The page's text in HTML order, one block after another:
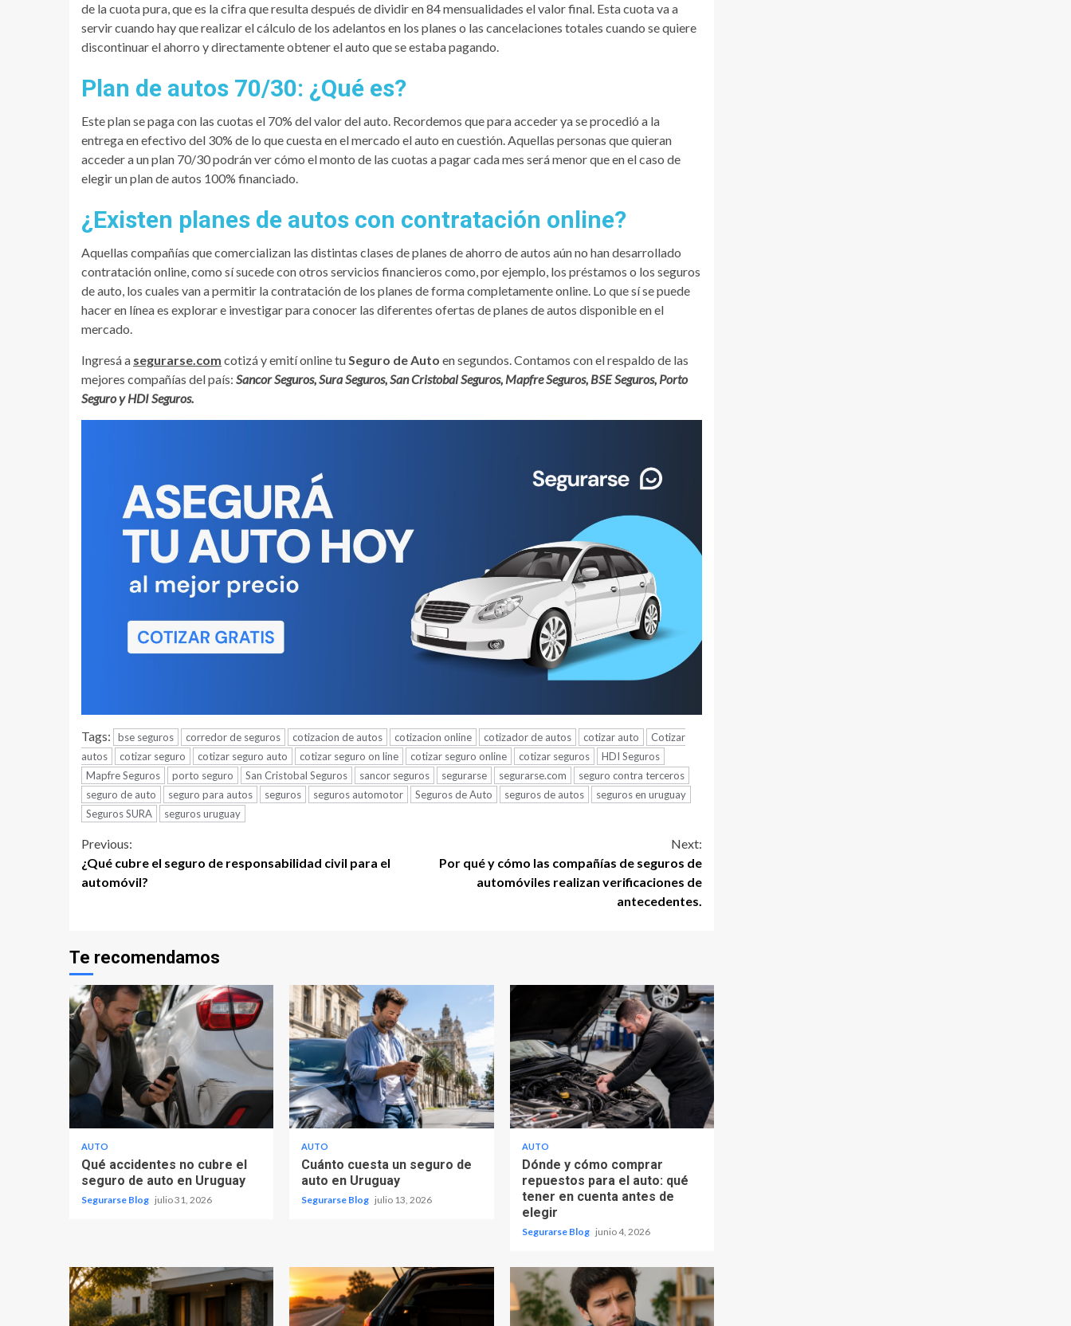
de la cuota pura, que es la cifra que resulta después de dividir en 84 mensualidades el valor final. Esta cuota va a
servir cuando hay que realizar el cálculo de los adelantos en los planes o las cancelaciones totales cuando se quiere
discontinuar el ahorro y directamente obtener el auto que se estaba pagando.
Plan de autos 70/30: ¿Qué es?
Este plan se paga con las cuotas el 70% del valor del auto. Recordemos que para acceder ya se procedió a la
entrega en efectivo del 30% de lo que cuesta en el mercado el auto en cuestión. Aquellas personas que quieran
acceder a un plan 70/30 podrán ver cómo el monto de las cuotas a pagar cada mes será menor que en el caso de
elegir un plan de autos 100% financiado.
¿Existen planes de autos con contratación online?
Aquellas compañías que comercializan las distintas clases de planes de ahorro de autos aún no han desarrollado
contratación online, como sí sucede con otros servicios financieros como, por ejemplo, los préstamos o los seguros
de auto, los cuales van a permitir la contratación de los planes de forma completamente online. Lo que sí se puede
hacer en línea es explorar e investigar para conocer las diferentes ofertas de planes de autos disponible en el
mercado.
Ingresá a segurarse.com cotizá y emití online tuSeguro de Auto en segundos. Contamos con el respaldo de las
mejores compañías del país: Sancor Seguros, Sura Seguros, San Cristobal Seguros, Mapfre Seguros, BSE Seguros, Porto
Seguro y HDI Seguros.
Tags: bse seguros corredor de seguros cotizacion de autos cotizacion online cotizador de autos cotizar auto
Cotizar
autos
cotizar seguro cotizar seguro auto cotizar seguro on line cotizar seguro online cotizar seguros
HDI Seguros
Mapfre Seguros
porto seguro San Cristobal Seguros sancor seguros segurarse segurarse.com
seguro contra terceros
seguro de auto
seguro para autos seguros seguros automotor Seguros de Auto seguros de autos
seguros en uruguay
Seguros SURA
seguros uruguay
Continue
Reading
Previous:
¿Qué cubre el seguro de responsabilidad civil para el
automóvil?
Next:
Por qué y cómo las compañías de seguros de
automóviles realizan verificaciones de
antecedentes.
Te recomendamos
AUTO
Qué accidentes no cubre el
seguro de auto en Uruguay
Segurarse Blog julio 31, 2026
AUTO
Cuánto cuesta un seguro de
auto en Uruguay
Segurarse Blog julio 13, 2026
AUTO
Dónde y cómo comprar
repuestos para el auto: qué
tener en cuenta antes de
elegir
Segurarse Blog junio 4, 2026